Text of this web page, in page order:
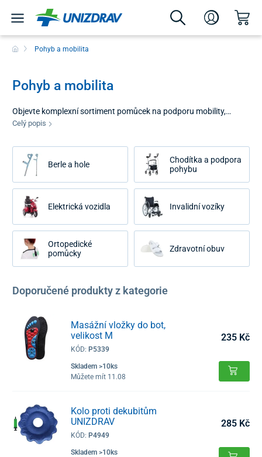
Pohyb a mobilita
Pohyb a mobilita
Objevte komplexní sortiment pomůcek na podporu mobility,
stability a samostatnosti pri každodennom pohybe. Ponúkame
domácu starostlivosť, ktoré pomáhajú zvyšovať bezpečnosť,
zmierňovať bolesť a podporovať väčšiu nezávislosť pri bežných
aktivitách.
Celý popis
Berle a hole
Chodítka a podpora
pohybu
Elektrická vozidla Invalidní vozíky
Ortopedické
pomůcky
Zdravotní obuv
Doporučené produkty z kategorie
Masážní vložky do bot,
velikost M
KÓD: P5339
Skladem >10ks
Můžete mít 11.08
235 Kč
Kolo proti dekubitům
UNIZDRAV
KÓD: P4949
Skladem >10ks
285 Kč